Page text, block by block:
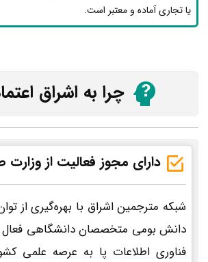
یا تجاری آماده و معتبر است.
چرا به اشراق
دارای مجوز فعالیت از
شبکه مترجمین اشراق با بهره‌گیری از
دانش بومی متخصصان دانشگاهی فعال
فناوری اطلاعات پا به عرصه علمی